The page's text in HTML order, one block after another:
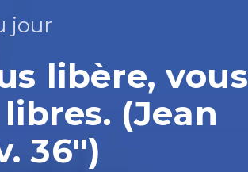
jour
libère, vous
(Jean
36")